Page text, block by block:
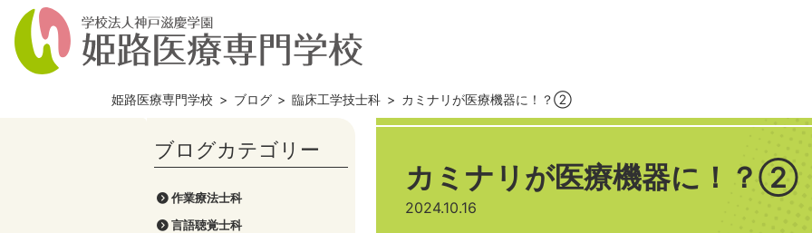
姫路医療専門学校 > ブログ > 臨床工学技士科 > カミナリが医療機器に！？②
作業療法士科
言語聴覚士科
カミナリが医療機器に！？②
2024.10.16